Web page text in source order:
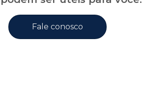
Fale conosco